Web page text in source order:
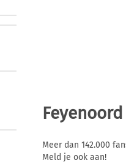
Meer dan 142.000
Meld je ook aan!